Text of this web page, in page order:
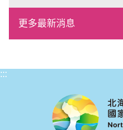
風格形塑即日起開放報名
更多最新消息
:::